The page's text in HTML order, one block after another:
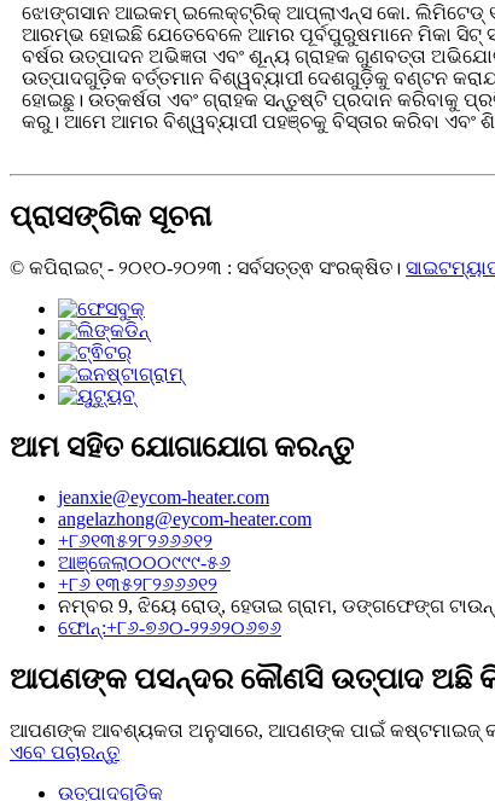
ଝୋଙ୍ଗସାନ ଆଇକମ୍ ଇଲେକ୍ଟ୍ରିକ୍ ଆପ୍ଲାଏନ୍ସ କୋ. ଲିମିଟେଡ୍
ଆରମ୍ଭ ହୋଇଛି ଯେତେବେଳେ ଆମର ପୂର୍ବପୁରୁଷମାନେ ମିକା ସିଟ୍
ବର୍ଷର ଉତ୍ପାଦନ ଅଭିଜ୍ଞତା ଏବଂ ଶୂନ୍ୟ ଗ୍ରାହକ ଗୁଣବତ୍ତା
ଉତ୍ପାଦଗୁଡ଼ିକ ବର୍ତ୍ତମାନ ବିଶ୍ୱବ୍ୟାପୀ ଦେଶଗୁଡ଼ିକୁ ବଣ୍ଟନ
ହୋଇଛୁ। ଉତ୍କର୍ଷତା ଏବଂ ଗ୍ରାହକ ସନ୍ତୁଷ୍ଟି ପ୍ରଦାନ କରିବାକୁ
କରୁ। ଆମେ ଆମର ବିଶ୍ୱବ୍ୟାପୀ ପହଞ୍ଚକୁ ବିସ୍ତାର କରିବା ଏବଂ
ପ୍ରାସଙ୍ଗିକ ସୂଚନା
© କପିରାଇଟ୍ - ୨୦୧୦-୨୦୨୩ : ସର୍ବସତ୍ତ୍ଵ ସଂରକ୍ଷିତ।
ଆମ ସହିତ ଯୋଗାଯୋଗ କରନ୍ତୁ
jeanxie@eycom-heater.com
angelazhong@eycom-heater.com
+୮୬୧୩୫୨୮୨୬୬୬୧୨
ଆଞ୍ଜେଲା୦୦୦୯୯୯-୫୬
+୮୬ ୧୩୫୨୮୨୬୬୬୧୨
ନମ୍ବର 9, ଝିୟେ ରୋଡ୍, ହେତାଇ ଗ୍ରାମ, ଡଙ୍ଗଫେଙ୍ଗ
ଫୋନ୍:+୮୬-୭୬୦-୨୨୬୨୦୬୭୬
ଆପଣଙ୍କ ପସନ୍ଦର କୌଣସି ଉତ୍ପାଦ ଅଛି
ଆପଣଙ୍କ ଆବଶ୍ୟକତା ଅନୁସାରେ, ଆପଣଙ୍କ ପାଇଁ କଷ୍ଟମାଇଜ୍
ଏବେ ପଚାରନ୍ତୁ
ଉତ୍ପାଦଗୁଡ଼ିକ